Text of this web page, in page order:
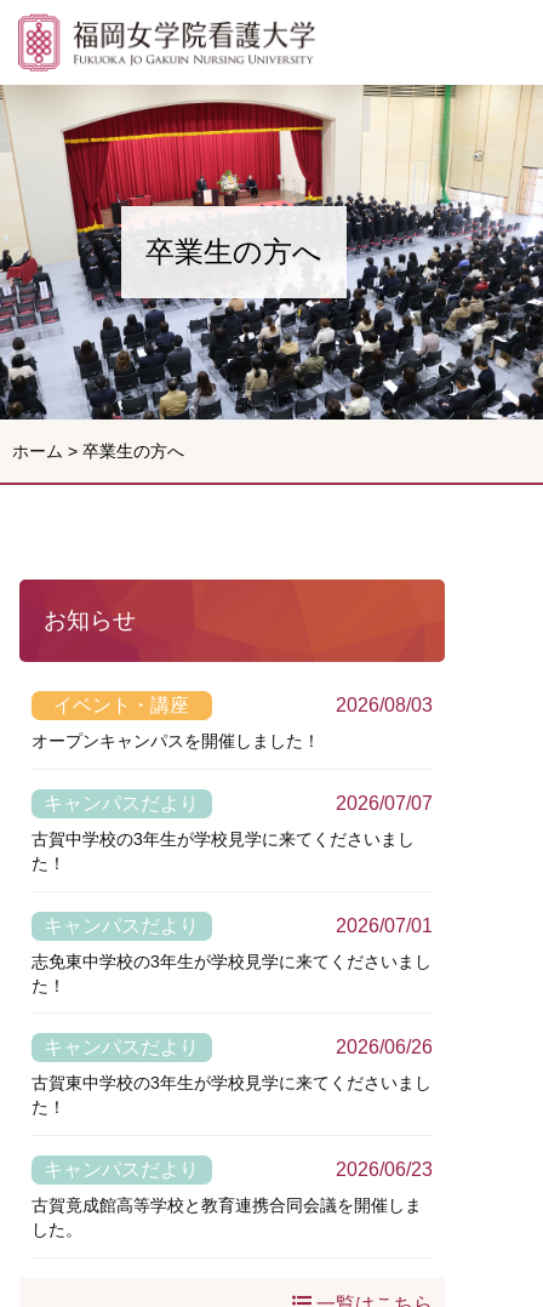
卒業生の方へ
ホーム > 卒業生の方へ
お知らせ
イベント・講座 2026/08/03
オープンキャンパスを開催しました！
キャンパスだより 2026/07/07
古賀中学校の3年生が学校見学に来てくださいまし
た！
キャンパスだより 2026/07/01
志免東中学校の3年生が学校見学に来てくださいまし
た！
キャンパスだより 2026/06/26
古賀東中学校の3年生が学校見学に来てくださいまし
た！
キャンパスだより 2026/06/23
古賀竟成館高等学校と教育連携合同会議を開催しま
した。